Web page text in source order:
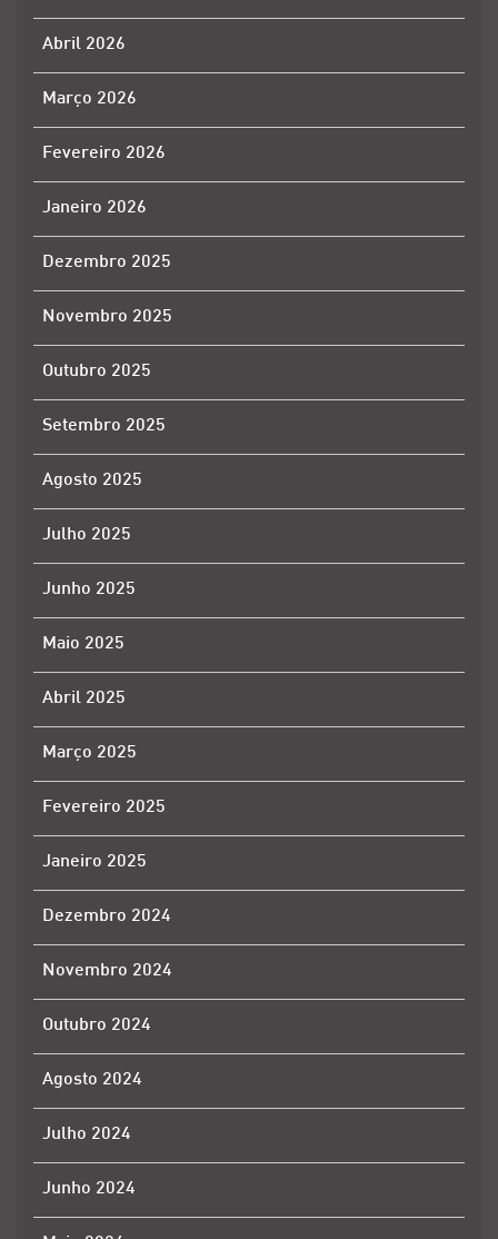
Abril 2026
Março 2026
Fevereiro 2026
Janeiro 2026
Dezembro 2025
Novembro 2025
Outubro 2025
Setembro 2025
Agosto 2025
Julho 2025
Junho 2025
Maio 2025
Abril 2025
Março 2025
Fevereiro 2025
Janeiro 2025
Dezembro 2024
Novembro 2024
Outubro 2024
Agosto 2024
Julho 2024
Junho 2024